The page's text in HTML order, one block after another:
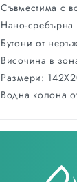
Съвместима с
Нано-сребърна
Бутони от
Височина в
Размери:
Водна колона